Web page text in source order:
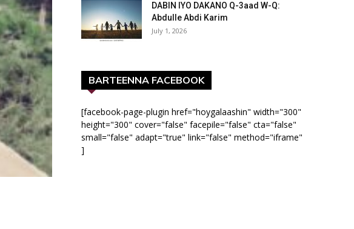
DABIN IYO DAKANO Q-3aad W-Q:
Abdulle Abdi Karim
July 1, 2026
BARTEENNA FACEBOOK
[facebook-page-plugin href="hoygalaashin" width="300"
height="300" cover="false" facepile="false" cta="false"
small="false" adapt="true" link="false" method="iframe"
]